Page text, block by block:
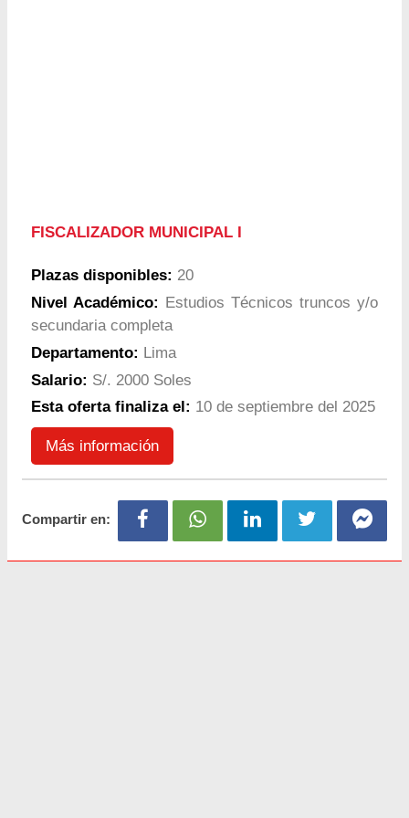
FISCALIZADOR MUNICIPAL I
Plazas disponibles: 20
Nivel Académico: Estudios Técnicos truncos y/o
secundaria completa
Departamento: Lima
Salario: S/. 2000 Soles
Esta oferta finaliza el: 10 de septiembre del 2025
Más información
Compartir en: